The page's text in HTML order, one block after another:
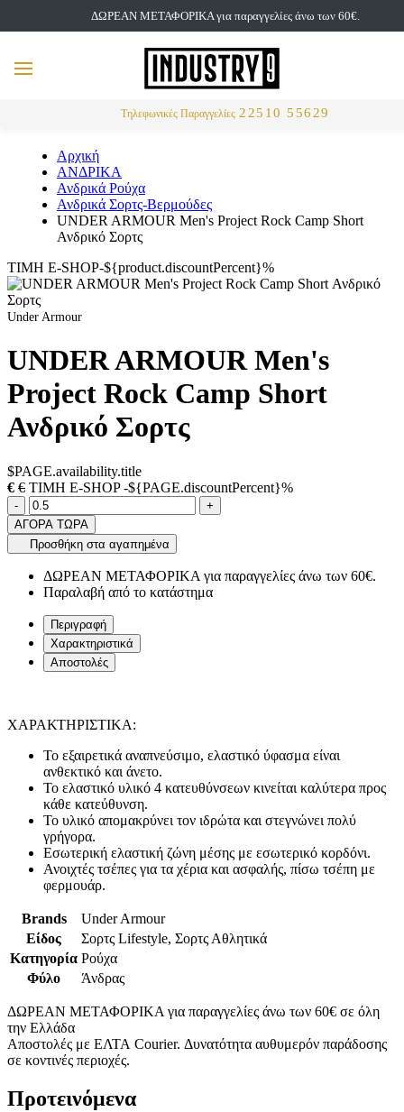
ΔΩΡΕΑΝ ΜΕΤΑΦΟΡΙΚΑ για παραγγελίες άνω των 60€.
Τηλεφωνικές Παραγγελίες 22510 55629
MENU
Αρχική
ΑΝΔΡΙΚΑ
Ανδρικά Ρούχα
Ανδρικά Σορτς-Βερμούδες
UNDER ARMOUR Men's Project Rock Camp Short
Ανδρικό Σορτς
ΤΙΜΗ E-SHOP-${product.discountPercent}%
Under Armour
UNDER ARMOUR Men's
Project Rock Camp Short
Ανδρικό Σορτς
$PAGE.availability.title
€ € ΤΙΜΗ E-SHOP -${PAGE.discountPercent}%
Ποσότητα
-product.increase.quantity +
ΑΓΟΡΑ ΤΩΡΑ
Προσθήκη στα αγαπημένα
ΔΩΡΕΑΝ ΜΕΤΑΦΟΡΙΚΑ για παραγγελίες άνω των 60€.
Παραλαβή από το κατάστημα
Περιγραφή
Χαρακτηριστικά
Αποστολές
ΧΑΡΑΚΤΗΡΙΣΤΙΚΑ:
Το εξαιρετικά αναπνεύσιμο, ελαστικό ύφασμα είναι
ανθεκτικό και άνετο.
Το ελαστικό υλικό 4 κατευθύνσεων κινείται καλύτερα προς
κάθε κατεύθυνση.
Το υλικό απομακρύνει τον ιδρώτα και στεγνώνει πολύ
γρήγορα.
Εσωτερική ελαστική ζώνη μέσης με εσωτερικό κορδόνι.
Ανοιχτές τσέπες για τα χέρια και ασφαλής, πίσω τσέπη με
φερμουάρ.
Brands
Under Armour
Είδος
Σορτς Lifestyle, Σορτς Αθλητικά
Κατηγορία Ρούχα
Φύλο
Άνδρας
ΔΩΡΕΑΝ ΜΕΤΑΦΟΡΙΚΑ για παραγγελίες άνω των 60€ σε όλη
την Ελλάδα
Αποστολές με ΕΛΤΑ Courier. Δυνατότητα αυθυμερόν παράδοσης
σε κοντινές περιοχές.
Προτεινόμενα